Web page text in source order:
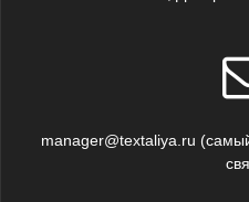
manager@textaliya.ru